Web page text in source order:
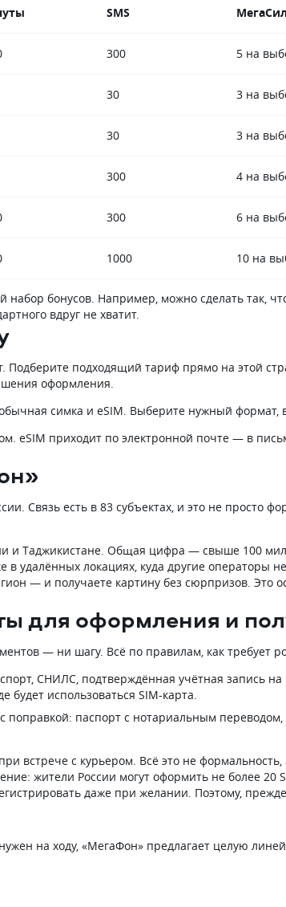
SMS
300 5 на
30 3 на
30 3 на
300 4 на
300 6 на
1000 10 на
бонусов. Например, можно сделать так,
вдруг не хватит.
подходящий тариф прямо на этой
оформления.
симка и eSIM. Выберите нужный формат,
eSIM приходит по электронной почте — в
Связь есть в 83 субъектах, и это не
и Таджикистане. Общая цифра — свыше 100
удалённых локациях, куда другие операторы
— и получаете картину без сюрпризов. Это
для оформления и
— ни шагу. Всё по правилам, как требует
СНИЛС, подтверждённая учётная запись
будет использоваться SIM-карта.
паспорт с нотариальным переводом,
встрече с курьером. Всё это не
жители России могут оформить не более
даже при желании. Поэтому,
на ходу, «МегаФон» предлагает целую